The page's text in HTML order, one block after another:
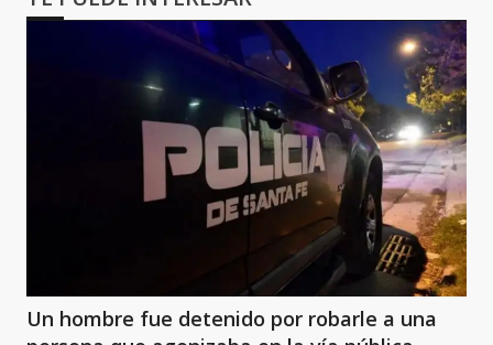
Un hombre fue detenido por robarle a una